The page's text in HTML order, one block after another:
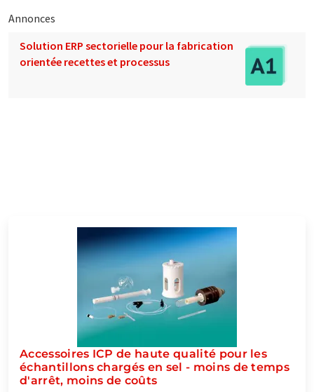
Annonces
Solution ERP sectorielle pour la fabrication
orientée recettes et processus
Accessoires ICP de haute qualité pour les
échantillons chargés en sel - moins de temps
d'arrêt, moins de coûts